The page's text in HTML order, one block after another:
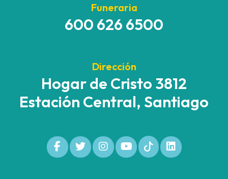
Funeraria
600 626 6500
Dirección
Hogar de Cristo 3812
Estación Central, Santiago